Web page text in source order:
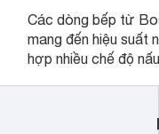
Các dòng bếp từ
mang đến hiệu suất
hợp nhiều chế độ
vùng nấu đáng mua